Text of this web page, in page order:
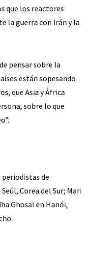
que los reactores
la guerra con Irán y la
pensar sobre la
están sopesando
que Asia y África
sobre lo que
de
Corea del Sur; Mari
Ghosal en Hanói,